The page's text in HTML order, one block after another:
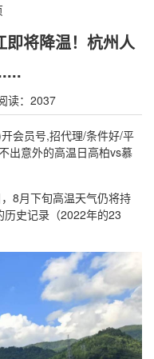
将降温！杭州人
读：2037
会员号,招代理/条件好/平
出意外的高温日高柏vs慕
8月下旬高温天气仍将持
史记录（2022年的23